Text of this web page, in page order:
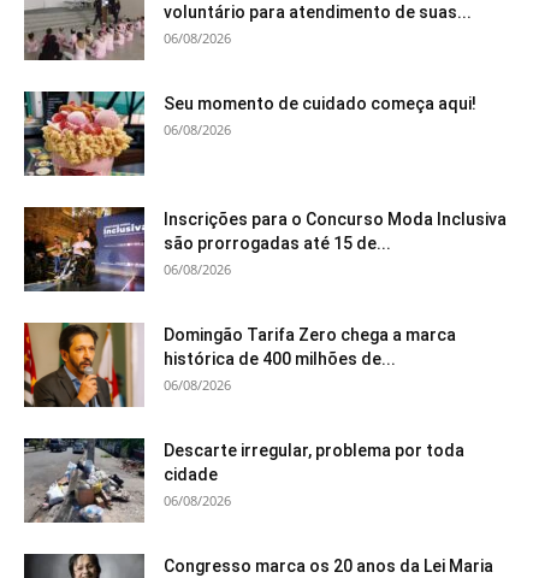
voluntário para atendimento de suas...
06/08/2026
Seu momento de cuidado começa aqui!
06/08/2026
Inscrições para o Concurso Moda Inclusiva
são prorrogadas até 15 de...
06/08/2026
Domingão Tarifa Zero chega a marca
histórica de 400 milhões de...
06/08/2026
Descarte irregular, problema por toda
cidade
06/08/2026
Congresso marca os 20 anos da Lei Maria